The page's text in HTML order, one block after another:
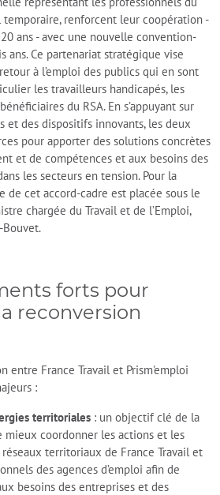
renforcent leur coopération -
ans - avec une nouvelle convention-
ans. Ce partenariat stratégique vise
à l’emploi des publics qui en sont
les travailleurs handicapés, les
du RSA. En s’appuyant sur
et des dispositifs innovants, les deux
pour apporter des solutions concrètes
et de compétences et aux besoins des
les secteurs en tension. Pour la
de cet accord-cadre est placée sous le
chargée du Travail et de l’Emploi,
Bouvet.
forts pour
reconversion
entre France Travail et Prism'emploi
:
territoriales : un objectif clé de la
mieux coordonner les actions et les
territoriaux de France Travail et
des agences d’emploi afin de
besoins des entreprises et des